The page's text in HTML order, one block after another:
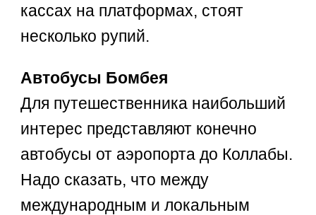
кассах на платформах, стоят
несколько рупий.
Автобусы Бомбея
Для путешественника наибольший
интерес представляют конечно
автобусы от аэропорта до Коллабы.
Надо сказать, что между
международным и локальным